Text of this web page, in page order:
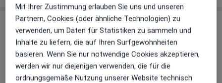
Praxis
MVZ Prof. Uhlenbrock & Partner
Haupstelle DO-Hörde
Wilhelm-Schmidt-Str. 4, Schüren
Mit Ihrer Zustimmung erlauben Sie uns und unseren
Partnern, Cookies (oder ähnliche Technologien) zu
verwenden, um Daten für Statistiken zu sammeln und
Inhalte zu liefern, die auf Ihren Surfgewohnheiten
basieren. Wenn Sie nur notwendige Cookies akzeptieren,
werden wir nur diejenigen verwenden, die für die
ordnungsgemäße Nutzung unserer Website technisch